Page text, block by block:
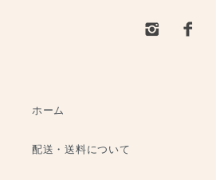
ホーム
配送・送料について